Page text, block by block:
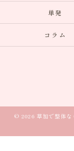
単発
コラム
© 2026 草加で整体な